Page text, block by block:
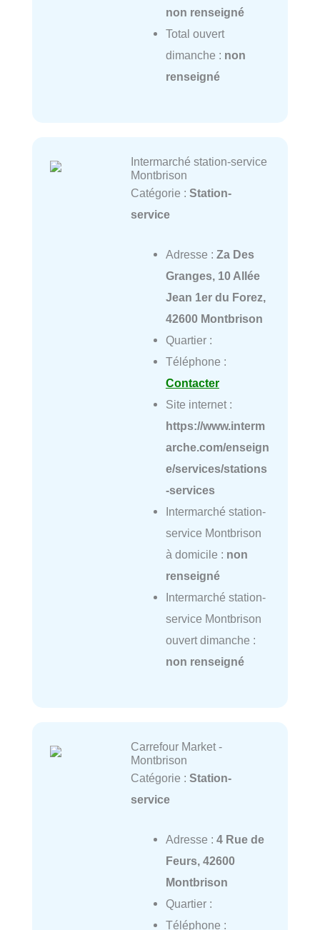
non renseigné
Total ouvert
dimanche : non
renseigné
Intermarché station-service
Montbrison
Catégorie : Station-
service
Adresse : Za Des
Granges, 10 Allée
Jean 1er du Forez,
42600 Montbrison
Quartier :
Téléphone :
Contacter
Site internet :
https://www.interm
arche.com/enseign
e/services/stations
-services
Intermarché station-
service Montbrison
à domicile : non
renseigné
Intermarché station-
service Montbrison
ouvert dimanche :
non renseigné
Carrefour Market -
Montbrison
Catégorie : Station-
service
Adresse : 4 Rue de
Feurs, 42600
Montbrison
Quartier :
Téléphone :